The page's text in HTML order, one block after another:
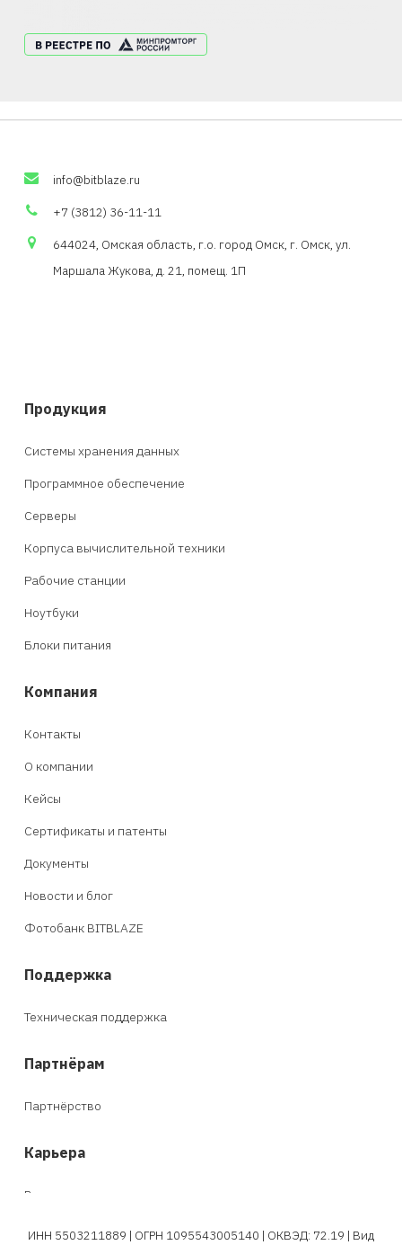
info@bitblaze.ru
+7 (3812) 36-11-11
644024, Омская область, г.о. город Омск, г. Омск, ул.
Маршала Жукова, д. 21, помещ. 1П
Продукция
Системы хранения данных
Программное обеспечение
Серверы
Корпуса вычислительной техники
Рабочие станции
Ноутбуки
Блоки питания
Компания
Контакты
О компании
Кейсы
Сертификаты и патенты
Документы
Новости и блог
Фотобанк BITBLAZE
Поддержка
Техническая поддержка
Партнёрам
Партнёрство
Карьера
Вакансии
ИНН 5503211889 | ОГРН 1095543005140 | ОКВЭД: 72.19 | Вид